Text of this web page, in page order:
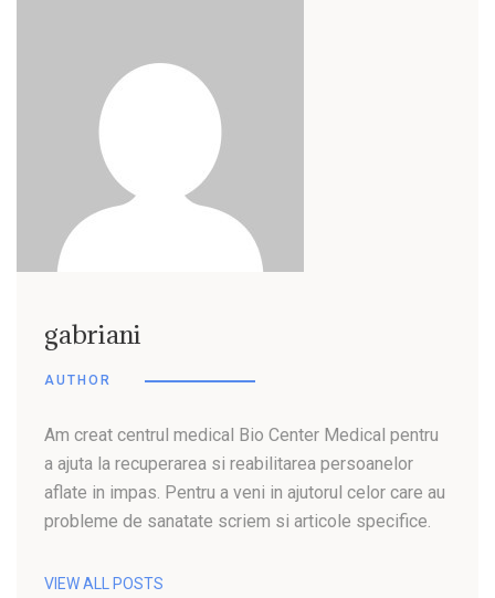
gabriani
AUTHOR
Am creat centrul medical Bio Center Medical pentru
a ajuta la recuperarea si reabilitarea persoanelor
aflate in impas. Pentru a veni in ajutorul celor care au
probleme de sanatate scriem si articole specifice.
VIEW ALL POSTS